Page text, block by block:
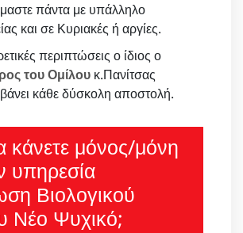
πάντα με υπάλληλο
και σε Κυριακές ή αργίες.
περιπτώσεις ο ίδιος ο
του Ομίλου κ.Πανίτσας
κάθε δύσκολη αποστολή.
μόνος/μόνη
υπηρεσία
Βιολογικού
Νέο Ψυχικό;